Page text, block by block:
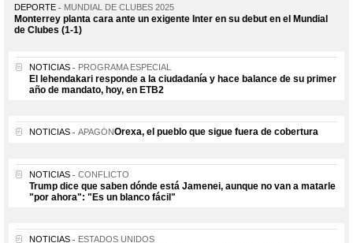
DEPORTE MUNDIAL DE CLUBES 2025
Monterrey planta cara ante un exigente Inter en su debut en el Mundial
de Clubes (1-1)
NOTICIAS PROGRAMA ESPECIAL
El lehendakari responde a la ciudadanía y hace balance de su primer
año de mandato, hoy, en ETB2
NOTICIAS APAGÓNOrexa, el pueblo que sigue fuera de cobertura
NOTICIAS CONFLICTO
Trump dice que saben dónde está Jamenei, aunque no van a matarle
"por ahora": "Es un blanco fácil"
NOTICIAS ESTADOS UNIDOS